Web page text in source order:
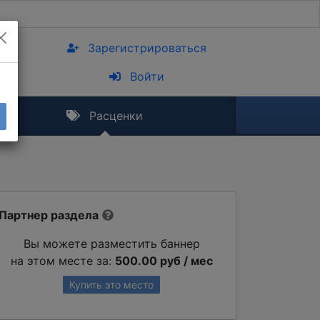
Зарегистрироваться
Войти
Расценки
Партнер раздела
Вы можете разместить баннер
на этом месте за: 500.00 руб / мес
Купить это место